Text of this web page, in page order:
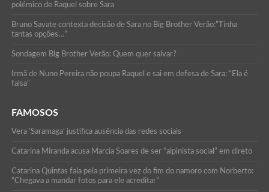
polémico de Raquel sobre Sara
Bruno Savate contexta decisão de Sara no Big Brother Verão:”Tinha
tantas opções…”
Sondagem Big Brother Verão: Quem quer salvar?
Irmã de Nuno Pereira não poupa Raquel e sai em defesa de Sara: “Ela é
falsa”
FAMOSOS
Vera ‘Saramaga’ justifica ausência das redes sociais
Catarina Miranda acusa Marcia Soares de ser “alpinista social” em direto
Catarina Quintas fala pela primeira vez do fim do namoro com Norberto:
“Chegava a mandar fotos para ele acreditar”